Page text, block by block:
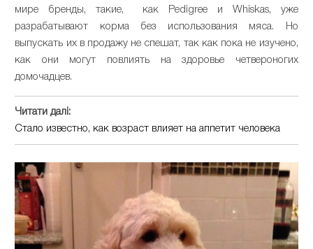
мире бренды, такие, как Pedigree и Whiskas, уже
разрабатывают корма без использования мяса. Но
выпускать их в продажу не спешат, так как пока не изучено,
как они могут повлиять на здоровье четвероногих
домочадцев.
Читати далі:
Стало известно, как возраст влияет на аппетит человека